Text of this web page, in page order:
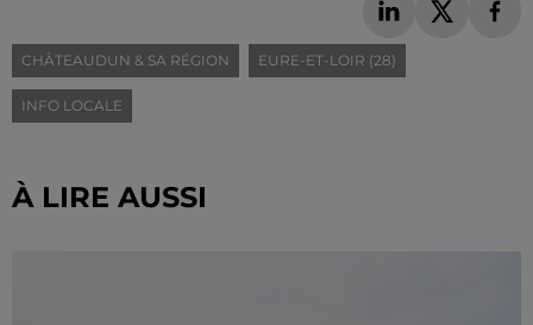
CHÂTEAUDUN & SA RÉGION EURE-ET-LOIR (28)
INFO LOCALE
À LIRE AUSSI